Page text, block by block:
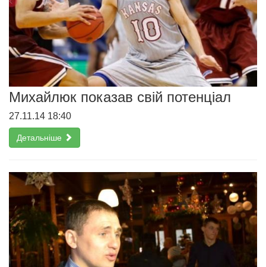
Михайлюк показав свій потенціал
27.11.14 18:40
Детальніше